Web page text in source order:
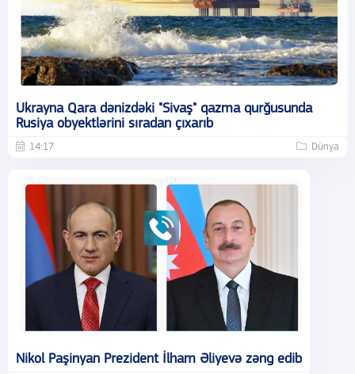
Ukrayna Qara dənizdəki "Sivaş" qazma qurğusunda
Rusiya obyektlərini sıradan çıxarıb
14:17 Dünya
Nikol Paşinyan Prezident İlham Əliyevə zəng edib